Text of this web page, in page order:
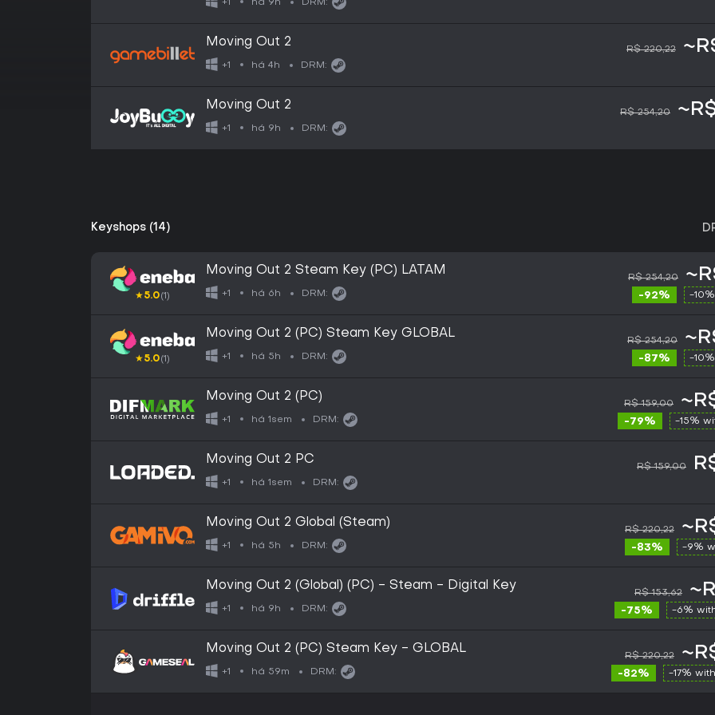
+1 há 9h DRM:
Moving Out 2
+1 há 4h DRM:
R$ 220,22
Moving Out 2
+1 há 9h DRM:
R$ 254,20
Keyshops (14)
★5.0(1)
Moving Out 2 Steam Key (PC) LATAM
+1 há 6h DRM:
R$ 254,20
-92% -
★5.0(1)
Moving Out 2 (PC) Steam Key GLOBAL
+1 há 5h DRM:
R$ 254,20
-87% -
Moving Out 2 (PC)
+1 há 1sem DRM:
R$ 159,00
-79% -15%
Moving Out 2 PC
+1 há 1sem DRM:
R$ 159,00
Moving Out 2 Global (Steam)
+1 há 5h DRM:
R$ 220,22
-83% -9%
Moving Out 2 (Global) (PC) - Steam - Digital Key
+1 há 9h DRM:
R$ 153,62
-75% -6%
Moving Out 2 (PC) Steam Key - GLOBAL
+1 há 59m DRM:
R$ 220,22
-82% -17%